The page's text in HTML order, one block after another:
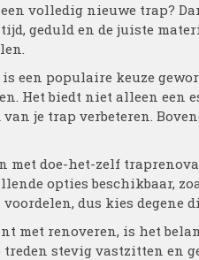
volledig nieuwe trap?
tijd, geduld en de juiste
een populaire keuze
Het biedt niet alleen een
je trap verbeteren.
met doe-het-zelf
opties beschikbaar,
dus kies degene
met renoveren, is het
stevig vastzitten en